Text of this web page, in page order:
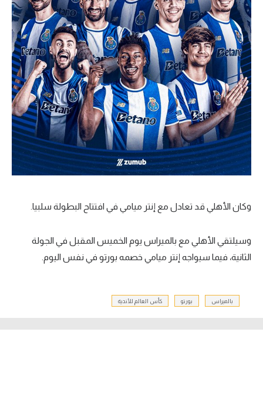
وكان الأهلي قد تعادل مع إنتر ميامي في افتتاح البطولة سلبيا.
وسيلتقي الأهلي مع بالميراس يوم الخميس المقبل في الجولة
الثانية، فيما سيواجه إنتر ميامي خصمه بورتو في نفس اليوم.
بالميراس بورتو كأس العالم للأندية